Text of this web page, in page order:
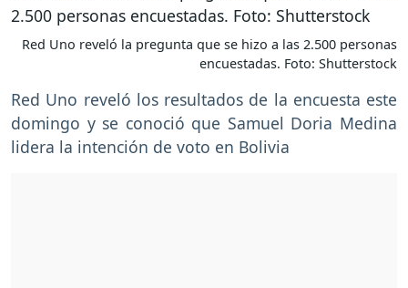
Red Uno reveló la pregunta que se hizo a las 2.500 personas
encuestadas. Foto: Shutterstock
Red Uno reveló los resultados de la encuesta este
domingo y se conoció que Samuel Doria Medina
lidera la intención de voto en Bolivia